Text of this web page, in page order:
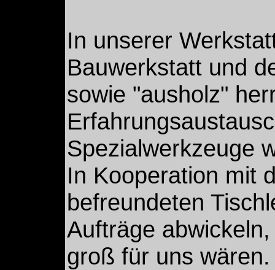
In unserer
Bauwerkstatt und
sowie "ausholz"
Spezialwerkzeuge
In Kooperation mit
befreundeten
Aufträge
groß für uns wären.